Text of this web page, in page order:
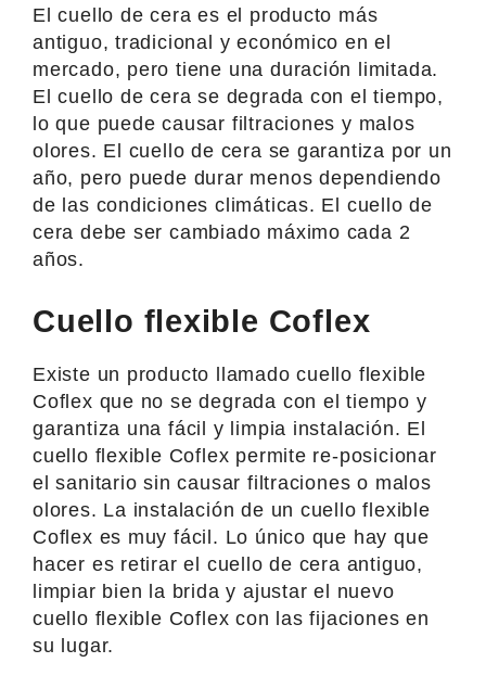
El cuello de cera es el producto más
antiguo, tradicional y económico en el
mercado, pero tiene una duración limitada.
El cuello de cera se degrada con el tiempo,
lo que puede causar filtraciones y malos
olores. El cuello de cera se garantiza por un
año, pero puede durar menos dependiendo
de las condiciones climáticas. El cuello de
cera debe ser cambiado máximo cada 2
años.
Cuello flexible Coflex
Existe un producto llamado cuello flexible
Coflex que no se degrada con el tiempo y
garantiza una fácil y limpia instalación. El
cuello flexible Coflex permite re-posicionar
el sanitario sin causar filtraciones o malos
olores. La instalación de un cuello flexible
Coflex es muy fácil. Lo único que hay que
hacer es retirar el cuello de cera antiguo,
limpiar bien la brida y ajustar el nuevo
cuello flexible Coflex con las fijaciones en
su lugar.